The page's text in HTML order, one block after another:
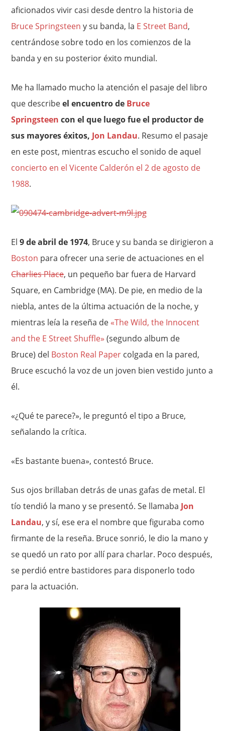
aficionados vivir casi desde dentro la historia de
Bruce Springsteen y su banda, la E Street Band,
centrándose sobre todo en los comienzos de la
banda y en su posterior éxito mundial.
Me ha llamado mucho la atención el pasaje del libro
que describeel encuentro de Bruce
Springsteen con el que luego fue el productor de
sus mayores éxitos, Jon Landau. Resumo el pasaje
en este post, mientras escucho el sonido de aquel
concierto en el Vicente Calderón el 2 de agosto de
1988.
El9 de abril de 1974, Bruce y su banda se dirigieron a
Boston para ofrecer una serie de actuaciones en el
Charlies Place, un pequeño bar fuera de Harvard
Square, en Cambridge (MA). De pie, en medio de la
niebla, antes de la última actuación de la noche, y
mientras leía la reseña de «The Wild, the Innocent
and the E Street Shuffle»(segundo album de
Bruce) del Boston Real Paper colgada en la pared,
Bruce escuchó la voz de un joven bien vestido junto a
él.
«¿Qué te parece?», le preguntó el tipo a Bruce,
señalando la crítica.
«Es bastante buena», contestó Bruce.
Sus ojos brillaban detrás de unas gafas de metal. El
tío tendió la mano y se presentó. Se llamaba Jon
Landau, y sí, ese era el nombre que figuraba como
firmante de la reseña. Bruce sonrió, le dio la mano y
se quedó un rato por allí para charlar. Poco después,
se perdió entre bastidores para disponerlo todo
para la actuación.